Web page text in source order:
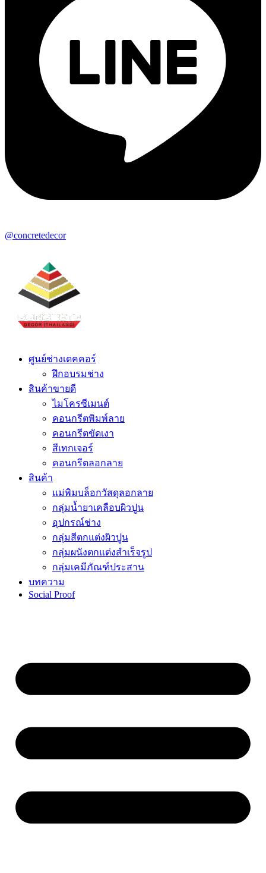
@concretedecor
ศูนย์ช่างเดคคอร์
ฝึกอบรมช่าง
สินค้าขายดี
ไมโครซีเมนต์
คอนกรีตพิมพ์ลาย
คอนกรีตขัดเงา
สีเทกเจอร์
คอนกรีตลอกลาย
สินค้า
แม่พิมบล็อกวัสดุลอกลาย
กลุ่มน้ำยาเคลือบผิวปูน
อุปกรณ์ช่าง
กลุ่มสีตกแต่งผิวปูน
กลุ่มผนังตกแต่งสำเร็จรูป
กลุ่มเคมีภัณฑ์ประสาน
บทความ
Social Proof